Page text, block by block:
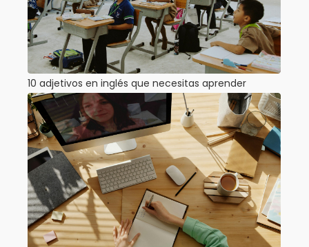
10 adjetivos en inglés que necesitas aprender